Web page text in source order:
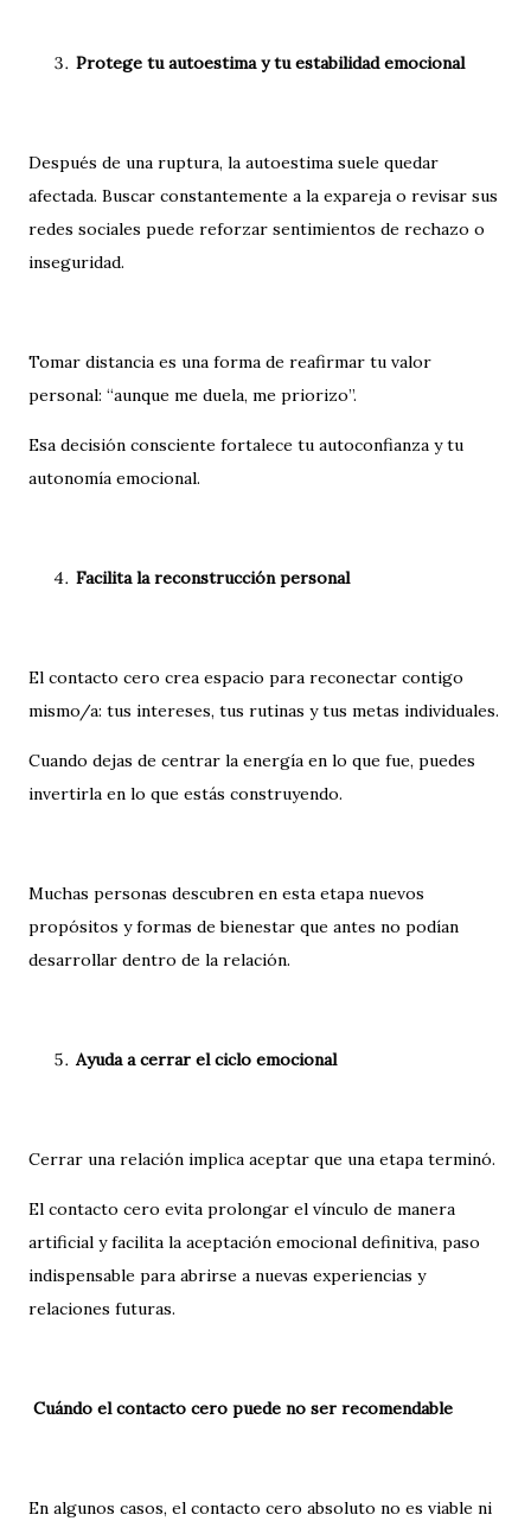
Protege tu autoestima y tu estabilidad emocional
Después de una ruptura, la autoestima suele quedar
afectada. Buscar constantemente a la expareja o revisar sus
redes sociales puede reforzar sentimientos de rechazo o
inseguridad.
Tomar distancia es una forma de reafirmar tu valor
personal: “aunque me duela, me priorizo”.
Esa decisión consciente fortalece tu autoconfianza y tu
autonomía emocional.
Facilita la reconstrucción personal
El contacto cero crea espacio para reconectar contigo
mismo/a: tus intereses, tus rutinas y tus metas individuales.
Cuando dejas de centrar la energía en lo que fue, puedes
invertirla en lo que estás construyendo.
Muchas personas descubren en esta etapa nuevos
propósitos y formas de bienestar que antes no podían
desarrollar dentro de la relación.
Ayuda a cerrar el ciclo emocional
Cerrar una relación implica aceptar que una etapa terminó.
El contacto cero evita prolongar el vínculo de manera
artificial y facilita la aceptación emocional definitiva, paso
indispensable para abrirse a nuevas experiencias y
relaciones futuras.
Cuándo el contacto cero puede no ser recomendable
En algunos casos, el contacto cero absoluto no es viable ni